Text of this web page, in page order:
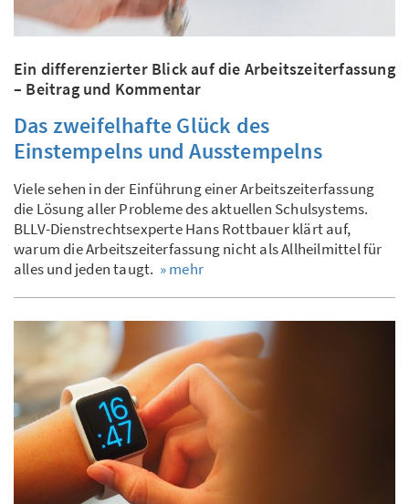
Ein differenzierter Blick auf die Arbeitszeiterfassung
– Beitrag und Kommentar
Das zweifelhafte Glück des
Einstempelns und Ausstempelns
Viele sehen in der Einführung einer Arbeitszeiterfassung
die Lösung aller Probleme des aktuellen Schulsystems.
BLLV-Dienstrechtsexperte Hans Rottbauer klärt auf,
warum die Arbeitszeiterfassung nicht als Allheilmittel für
alles und jeden taugt. » mehr